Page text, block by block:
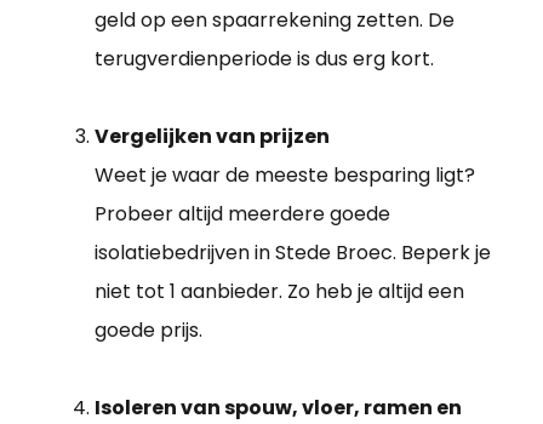
geld op een spaarrekening zetten. De
terugverdienperiode is dus erg kort.
Vergelijken van prijzen
Weet je waar de meeste besparing ligt?
Probeer altijd meerdere goede
isolatiebedrijven in Stede Broec. Beperk je
niet tot 1 aanbieder. Zo heb je altijd een
goede prijs.
Isoleren van spouw, vloer, ramen en